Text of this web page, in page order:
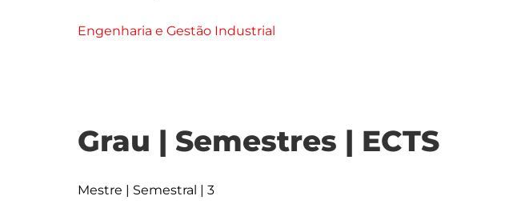
Engenharia e Gestão Industrial
Grau | Semestres | ECTS
Mestre | Semestral | 3